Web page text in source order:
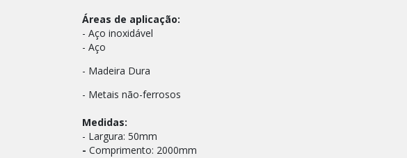
Áreas de aplicação:
- Aço inoxidável
- Aço
- Madeira Dura
- Metais não-ferrosos
Medidas:
- Largura: 50mm
- Comprimento: 2000mm